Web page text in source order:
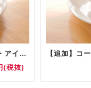
コーヒー・紅茶ポット(ホット・アイス) 陶器/グラス提供
(税抜)